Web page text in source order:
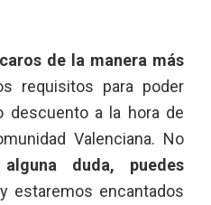
de la manera más
requisitos para poder
descuento a la hora de
Valenciana. No
duda, puedes
y estaremos encantados